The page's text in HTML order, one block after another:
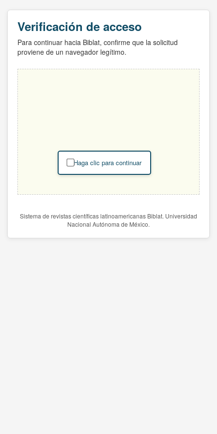
Verificación de acceso
Para continuar hacia Biblat, confirme que la solicitud
proviene de un navegador legítimo.
Haga clic para continuar
Sistema de revistas científicas latinoamericanas Biblat. Universidad
Nacional Autónoma de México.